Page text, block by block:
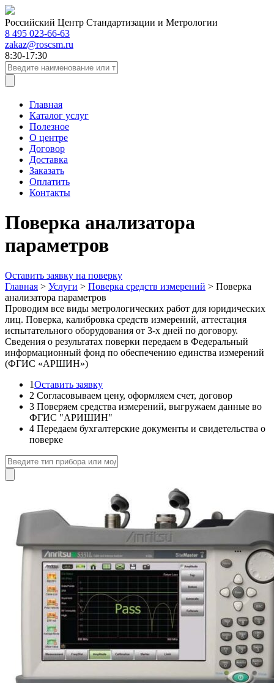
Российский Центр Стандартизации и Метрологии
8 495 023-66-63
zakaz@roscsm.ru
8:30-17:30
Главная
Каталог услуг
Полезное
О центре
Договор
Доставка
Заказать
Оплатить
Контакты
Поверка анализатора
параметров
Оставить заявку на поверку
Главная > Услуги > Поверка средств измерений > Поверка
анализатора параметров
Проводим все виды метрологических работ для юридических
лиц. Поверка, калибровка средств измерений, аттестация
испытательного оборудования от 3-х дней по договору.
Сведения о результатах поверки передаем в Федеральный
информационный фонд по обеспечению единства измерений
(ФГИС «АРШИН»)
1Оставить заявку
2 Согласовываем цену, оформляем счет, договор
3 Поверяем средства измерений, выгружаем данные во
ФГИС "АРИШИН"
4 Передаем бухгалтерские документы и свидетельства о
поверке